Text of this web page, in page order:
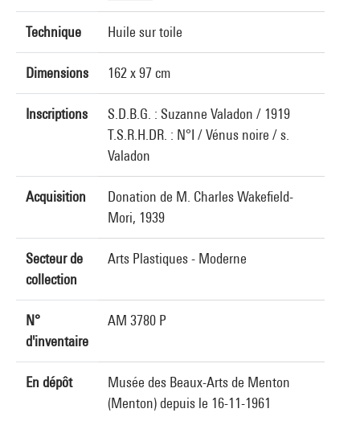
Technique Huile sur toile
Dimensions 162 x 97 cm
Inscriptions
S.D.B.G. : Suzanne Valadon / 1919
T.S.R.H.DR. : N°I / Vénus noire / s.
Valadon
Acquisition
Donation de M. Charles Wakefield-
Mori, 1939
Secteur de
collection
Arts Plastiques - Moderne
N°
d'inventaire
AM 3780 P
En dépôt
Musée des Beaux-Arts de Menton
(Menton) depuis le 16-11-1961